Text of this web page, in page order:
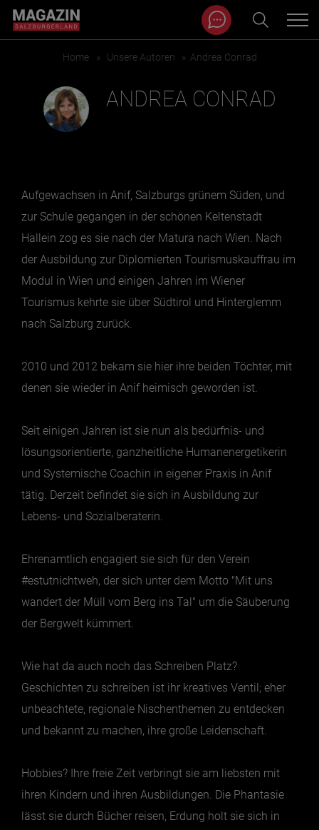
Essen & Trinken
Outdoor & Sport
Nachhaltigkeit
Sehenswürdig
Kunst & Kultur
Hotel & Reise
Archiv
BEITRÄGE NACH MONAT
Magazin durchsuchen...
Home » Unsere Autoren » Andrea Conrad
ANDREA CONRAD
Aufgewachsen in Anif, Salzburgs grünem Süden, und
zur Schule gegangen in der schönen Keltenstadt
Hallein zog es sie nach der Matura nach Wien. Nach
der Ausbildung zur Diplomierten Tourismuskauffrau im
Modul in Wien und einigen Jahren im Wiener
Tourismus kehrte sie über Südtirol und Hinterglemm
nach Salzburg zurück.
2010 und 2012 bekam sie hier ihre beiden Töchter, mit
denen sie wieder in Anif heimisch geworden ist.
Seit einigen Jahren ist sie nun als bedürfnis- und
lösungsorientierte, ganzheitliche Humanenergetikerin
und Systemische Coachin in eigener Praxis in Anif
tätig. Derzeit befindet sie sich in Ausbildung zur
Lebens- und Sozialberaterin.
Ehrenamtlich engagiert sie sich für den Verein
#estutnichtweh, der sich unter dem Motto "Mit uns
wandert der Müll vom Berg ins Tal" um die Säuberung
der Bergwelt kümmert.
Wie hat da auch noch das Schreiben Platz?
Geschichten zu schreiben ist ihr kreatives Ventil; eher
unbeachtete, regionale Nischenthemen zu entdecken
und bekannt zu machen, ihre große Leidenschaft.
Hobbies? Ihre freie Zeit verbringt sie am liebsten mit
ihren Kindern und ihren Ausbildungen. Die Phantasie
lässt sie durch Bücher reisen, Erdung holt sie sich in